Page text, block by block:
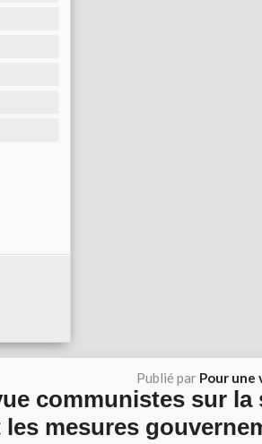
Publié par Pour une
communistes sur
les mesures